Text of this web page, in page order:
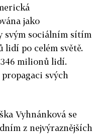
jako
svým sociálním sítím
lidí po celém světě.
milionů lidí.
svých
Vyhnánková se
z nejvýraznějších